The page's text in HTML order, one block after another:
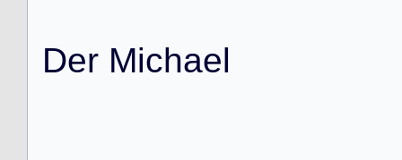
Der Michael